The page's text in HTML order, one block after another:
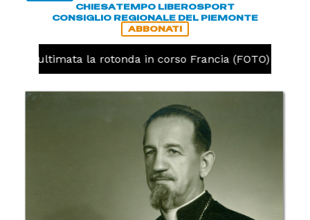
CHIESATEMPO LIBEROSPORT
CONSIGLIO REGIONALE DEL PIEMONTE
ABBONATI
ultimata la rotonda in corso Francia (FOTO)